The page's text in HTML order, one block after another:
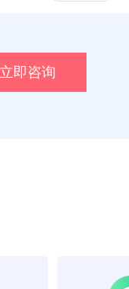
立即咨询